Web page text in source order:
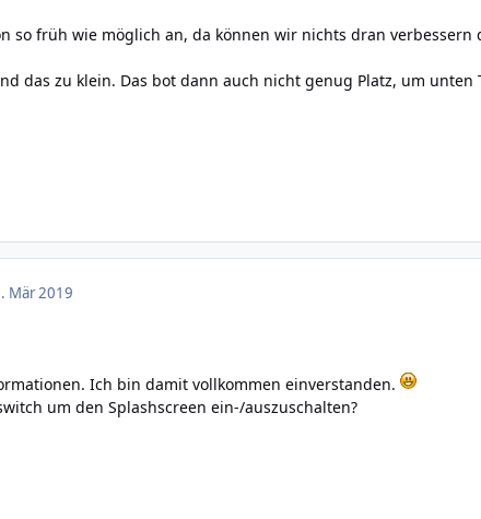
so früh wie möglich an, da können wir nichts dran verbessern
das zu klein. Das bot dann auch nicht genug Platz, um unten
Mär 2019
Ich bin damit vollkommen einverstanden.
um den Splashscreen ein-/auszuschalten?